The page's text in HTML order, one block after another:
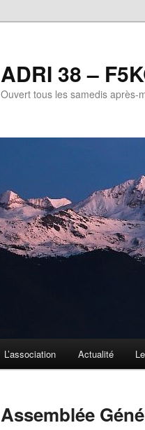
ADRI 38 –
Ouvert tous les samedis après-
L’association Actualité
Assemblée